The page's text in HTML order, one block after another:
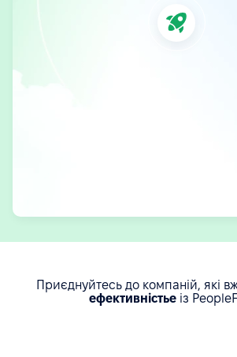
Приєднуйтесь до компаній, які
ефективністьe із